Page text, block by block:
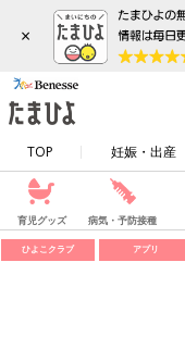
×
TOP 妊娠・出産
育児グッズ 病気・予防接種
ひよこクラブ アプリ